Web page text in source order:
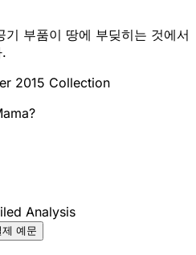
부품이 땅에 부딪히는 것에서
2015 Collection
Analysis
제 예문